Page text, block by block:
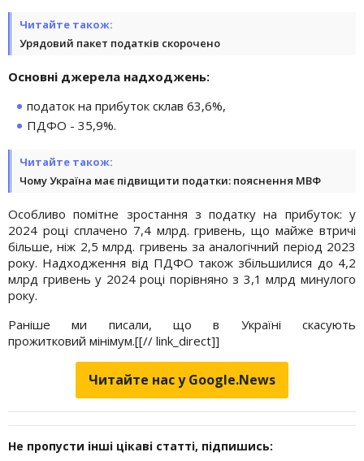
Читайте також:
Урядовий пакет податків скорочено
Основні джерела надходжень:
податок на прибуток склав 63,6%,
ПДФО - 35,9%.
Читайте також:
Чому Україна має підвищити податки: пояснення МВФ
Особливо помітне зростання з податку на прибуток: у
2024 році сплачено 7,4 млрд. гривень, що майже втричі
більше, ніж 2,5 млрд. гривень за аналогічний період 2023
року. Надходження від ПДФО також збільшилися до 4,2
млрд гривень у 2024 році порівняно з 3,1 млрд минулого
року.
Раніше ми писали, що в Україні скасують
прожитковий мінімум.[[// link_direct]]
Читайте нас у Google.News
Не пропусти інші цікаві статті, підпишись: